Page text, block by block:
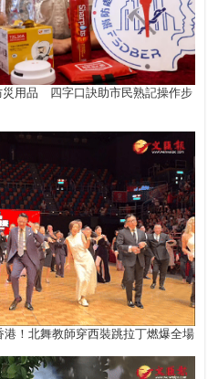
災用品 四字口訣助市民熟記操作步
港！北舞教師穿西裝跳拉丁燃爆全場